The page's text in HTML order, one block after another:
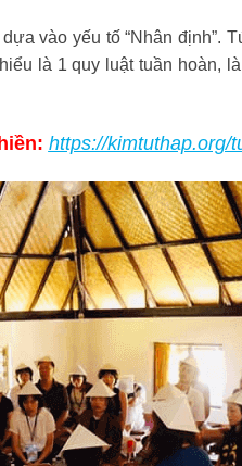
vào yếu tố “Nhân định”.
là 1 quy luật tuần hoàn,
https://kimtuthap.org/